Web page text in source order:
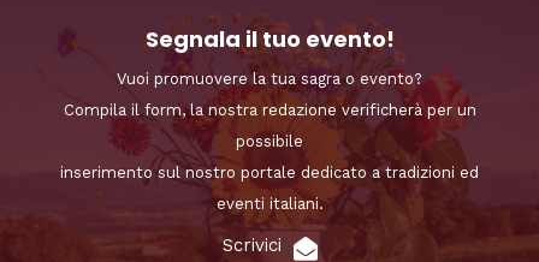
Segnala il tuo evento!
Vuoi promuovere la tua sagra o evento?
Compila il form, la nostra redazione verificherà per un
possibile
inserimento sul nostro portale dedicato a tradizioni ed
eventi italiani.
Scrivici